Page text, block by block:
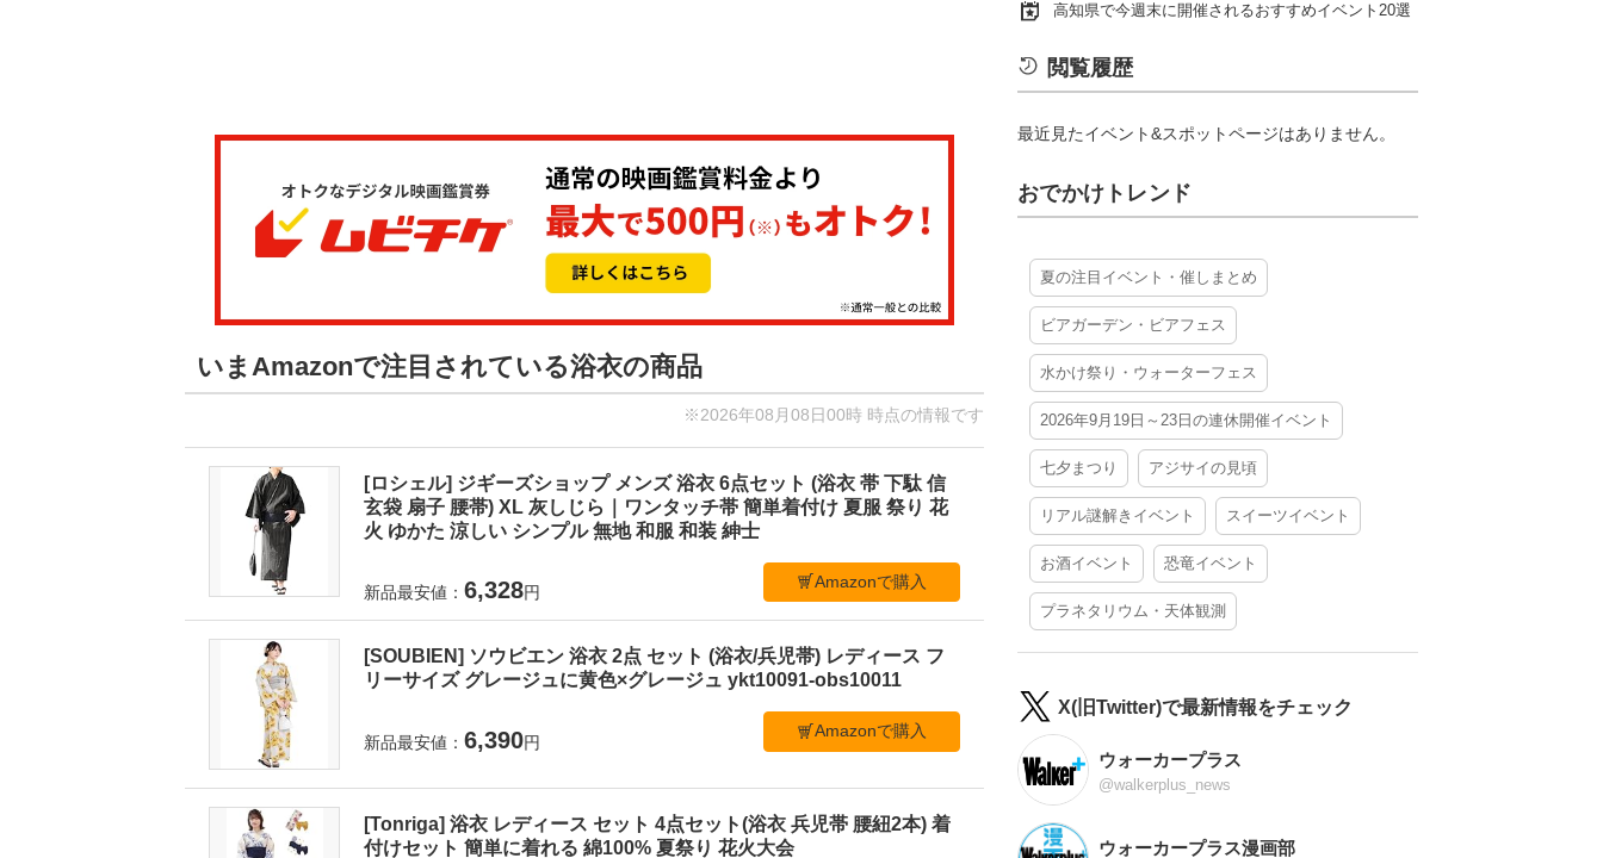
いまAmazonで注目されている浴衣の商品
※2026年08月08日00時 時点の情報です
[ロシェル] ジギーズショップ メンズ 浴衣 6点セット (浴衣 帯 下駄 信
玄袋 扇子 腰帯) XL 灰しじら｜ワンタッチ帯 簡単着付け 夏服 祭り 花
火 ゆかた 涼しい シンプル 無地 和服 和装 紳士
新品最安値： 6,328円
Amazonで購入
[SOUBIEN] ソウビエン 浴衣 2点 セット (浴衣/兵児帯) レディース フ
リーサイズ グレージュに黄色×グレージュ ykt10091-obs10011
新品最安値： 6,390円
Amazonで購入
[Tonriga] 浴衣 レディース セット 4点セット(浴衣 兵児帯 腰紐2本) 着
付けセット 簡単に着れる 綿100% 夏祭り 花火大会
高知県で今週末に開催されるおすすめイベント20選
閲覧履歴
最近見たイベント&スポットページはありません。
おでかけトレンド
夏の注目イベント・催しまとめ
ビアガーデン・ビアフェス
水かけ祭り・ウォーターフェス
2026年9月19日～23日の連休開催イベント
七夕まつり アジサイの見頃
リアル謎解きイベント スイーツイベント
お酒イベント 恐竜イベント
プラネタリウム・天体観測
X(旧Twitter)で最新情報をチェック
ウォーカープラス
@walkerplus_news
ウォーカープラス漫画部